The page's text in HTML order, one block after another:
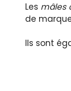
Les mâles
de
Ils sont